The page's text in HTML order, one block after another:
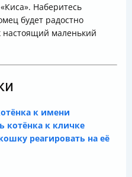
Наберитесь
будет радостно
настоящий маленький
к имени
котёнка к кличке
реагировать на её